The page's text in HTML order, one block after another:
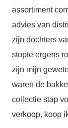
assortiment
advies van
zijn dochters
stopte ergens
zijn mijn
waren de
collectie stap
verkoop, koop